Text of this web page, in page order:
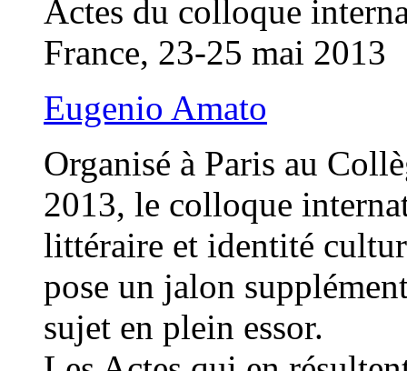
Actes du colloque
France, 23-25 mai 2013
Eugenio Amato
Organisé à Paris au
2013, le colloque
littéraire et identité
pose un jalon
sujet en plein essor.